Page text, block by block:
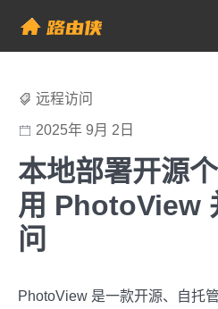
content
帮助中心 - 路
远程访问
2025年 9月 2日
本地部署开源
用 PhotoView
问
PhotoView 是一款开源、自托